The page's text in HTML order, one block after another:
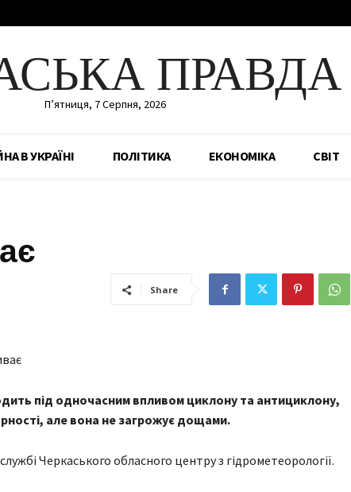
ПРАВДА
П’ятниця, 7 Серпня, 2026
В УКРАЇНІ ПОЛІТИКА ЕКОНОМІКА СВІТ
Share
під одночасним впливом циклону та антициклону,
але вона не загрожує дощами.
Черкаського обласного центру з гідрометеорології.